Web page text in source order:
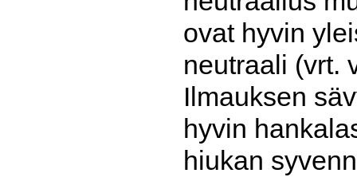
ovat hyvin
neutraali (vrt.
Ilmauksen
hyvin
hiukan